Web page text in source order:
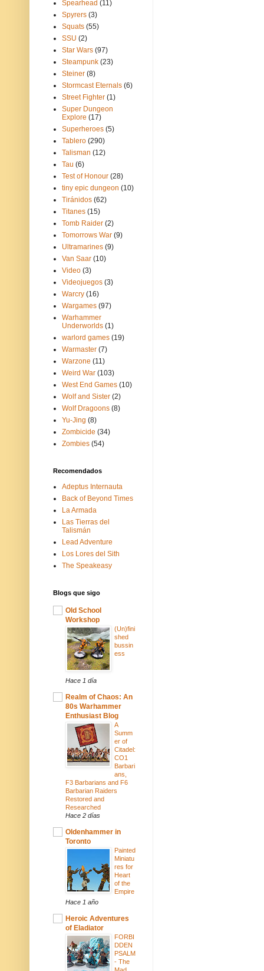
Spearhead (11)
Spyrers (3)
Squats (55)
SSU (2)
Star Wars (97)
Steampunk (23)
Steiner (8)
Stormcast Eternals (6)
Street Fighter (1)
Super Dungeon
Explore (17)
Superheroes (5)
Tablero (290)
Talisman (12)
Tau (6)
Test of Honour (28)
tiny epic dungeon (10)
Tiránidos (62)
Titanes (15)
Tomb Raider (2)
Tomorrows War (9)
Ultramarines (9)
Van Saar (10)
Video (3)
Videojuegos (3)
Warcry (16)
Wargames (97)
Warhammer
Underworlds (1)
warlord games (19)
Warmaster (7)
Warzone (11)
Weird War (103)
West End Games (10)
Wolf and Sister (2)
Wolf Dragoons (8)
Yu-Jing (8)
Zombicide (34)
Zombies (54)
Recomendados
Adeptus Internauta
Back of Beyond Times
La Armada
Las Tierras del
Talismán
Lead Adventure
Los Lores del Sith
The Speakeasy
Blogs que sigo
Old School
Workshop
(Un)fini
shed
bussin
ess
Hace 1 día
Realm of Chaos: An
80s Warhammer
Enthusiast Blog
A
Summ
er of
Citadel:
CO1
Barbari
ans,
F3 Barbarians and F6
Barbarian Raiders
Restored and
Researched
Hace 2 días
Oldenhammer in
Toronto
Painted
Miniatu
res for
Heart
of the
Empire
Hace 1 año
Heroic Adventures
of Eladiator
FORBI
DDEN
PSALM
- The